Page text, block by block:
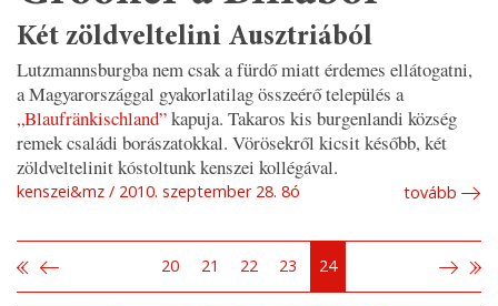
Két zöldveltelini Ausztriából
Lutzmannsburgba nem csak a fürdő miatt érdemes ellátogatni,
a Magyarországgal gyakorlatilag összeérő település a
„Blaufränkischland”kapuja. Takaros kis burgenlandi község
remek családi borászatokkal. Vörösekről kicsit később, két
zöldveltelinit kóstoltunk kenszei kollégával.
kenszei&mz 2010. szeptember 28. 8ó tovább
20 21 22 23 24